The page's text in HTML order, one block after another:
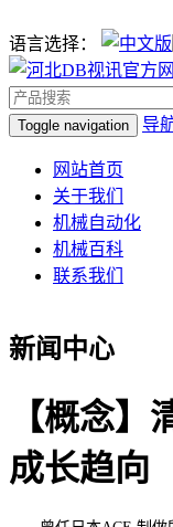
语言选择：
Toggle navigation 导
网站首页
关于我们
机械自动化
机械百科
联系我们
新闻中心
【概念
成长趋向